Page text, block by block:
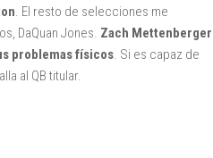
. El resto de selecciones me
DaQuan Jones. Zach Mettenberger
problemas físicos. Si es capaz de
al QB titular.